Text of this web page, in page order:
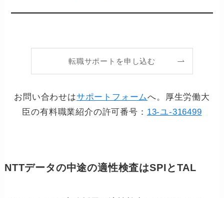
転職サポートを申し込む
お問い合わせはサポートフォームへ。厚生労働大
臣の有料職業紹介の許可番号： 13-ユ-316499
NTTデータの中途の適性検査はSPIとTAL